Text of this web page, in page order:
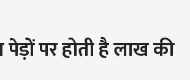
पर होती है लाख की